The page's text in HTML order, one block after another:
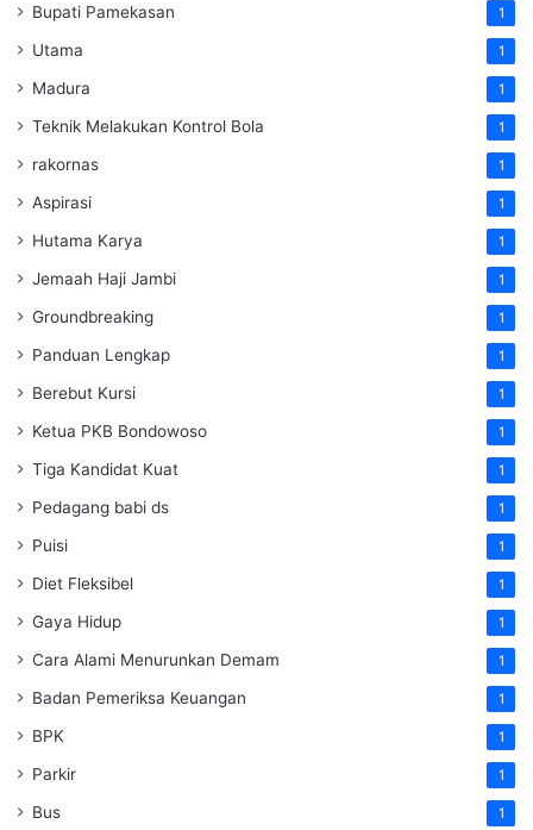
Bupati Pamekasan 1
Utama 1
Madura 1
Teknik Melakukan Kontrol Bola 1
rakornas 1
Aspirasi 1
Hutama Karya 1
Jemaah Haji Jambi 1
Groundbreaking 1
Panduan Lengkap 1
Berebut Kursi 1
Ketua PKB Bondowoso 1
Tiga Kandidat Kuat 1
Pedagang babi ds 1
Puisi 1
Diet Fleksibel 1
Gaya Hidup 1
Cara Alami Menurunkan Demam 1
Badan Pemeriksa Keuangan 1
BPK 1
Parkir 1
Bus 1